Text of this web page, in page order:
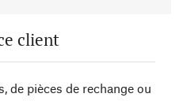
client
de pièces de rechange ou